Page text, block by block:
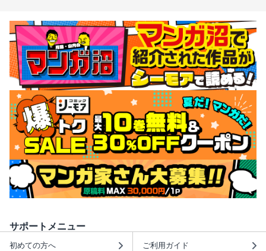
サポートメニュー
初めての方へ ご利用ガイド